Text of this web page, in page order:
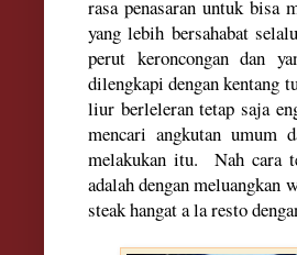
rasa penasaran untuk bisa
yang lebih bersahabat
perut keroncongan dan
dilengkapi dengan kentang
liur berleleran tetap saja
mencari angkutan umum
melakukan itu. Nah cara
adalah dengan
steak hangat a la resto